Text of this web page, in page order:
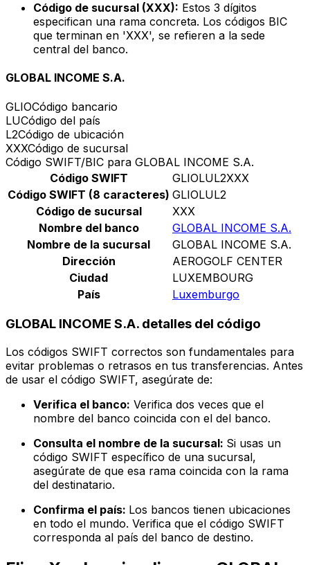
Código de sucursal (XXX): Estos 3 dígitos
especifican una rama concreta. Los códigos BIC
que terminan en 'XXX', se refieren a la sede
central del banco.
GLOBAL INCOME S.A.
GLIOCódigo bancario
LUCódigo del país
L2Código de ubicación
XXXCódigo de sucursal
Código SWIFT/BIC para GLOBAL INCOME S.A.
Código SWIFT
GLIOLUL2XXX
Código SWIFT (8 caracteres) GLIOLUL2
Código de sucursal
XXX
Nombre del banco
GLOBAL INCOME S.A.
Nombre de la sucursal
GLOBAL INCOME S.A.
Dirección
AEROGOLF CENTER
Ciudad
LUXEMBOURG
País
Luxemburgo
GLOBAL INCOME S.A. detalles del código
Los códigos SWIFT correctos son fundamentales para
evitar problemas o retrasos en tus transferencias. Antes
de usar el código SWIFT, asegúrate de:
Verifica el banco: Verifica dos veces que el
nombre del banco coincida con el del banco.
Consulta el nombre de la sucursal: Si usas un
código SWIFT específico de una sucursal,
asegúrate de que esa rama coincida con la rama
del destinatario.
Confirma el país: Los bancos tienen ubicaciones
en todo el mundo. Verifica que el código SWIFT
corresponda al país del banco de destino.